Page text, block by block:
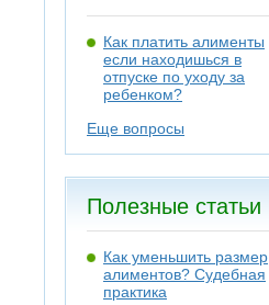
Как платить алименты
если находишься в
отпуске по уходу за
ребенком?
Еще вопросы
Полезные статьи
Как уменьшить размер
алиментов? Судебная
практика